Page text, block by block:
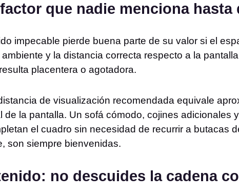
que nadie menciona hasta
impecable pierde buena parte de su valor si el
y la distancia correcta respecto a la
placentera o agotadora.
de visualización recomendada equivale
de la pantalla. Un sofá cómodo, cojines adicionales
el cuadro sin necesidad de recurrir a butacas
son siempre bienvenidas.
no descuides la cadena